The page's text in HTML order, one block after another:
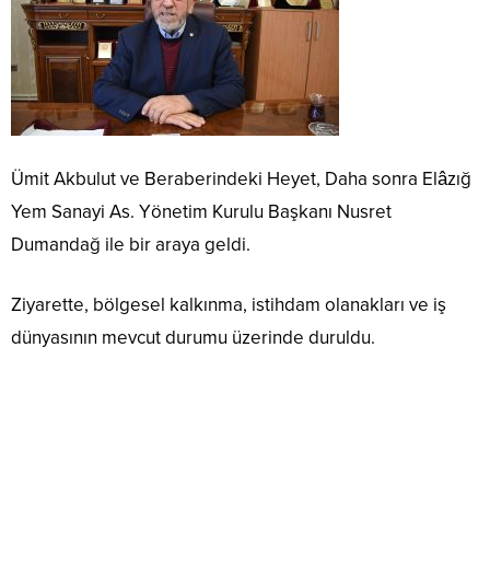
Ümit Akbulut ve Beraberindeki Heyet, Daha sonra Elâzığ
Yem Sanayi As. Yönetim Kurulu Başkanı Nusret
Dumandağ ile bir araya geldi.
Ziyarette, bölgesel kalkınma, istihdam olanakları ve iş
dünyasının mevcut durumu üzerinde duruldu.